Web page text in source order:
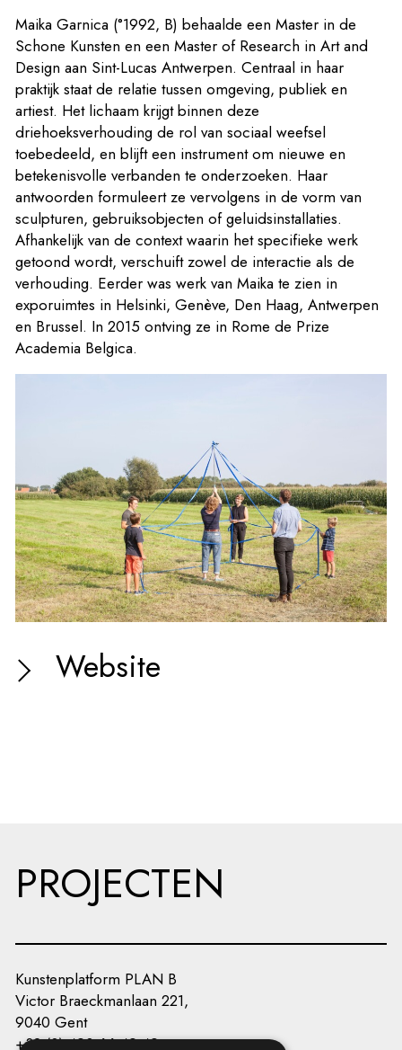
Maika Garnica (°1992, B) behaalde een Master in de
Schone Kunsten en een Master of Research in Art and
Design aan Sint-Lucas Antwerpen. Centraal in haar
praktijk staat de relatie tussen omgeving, publiek en
artiest. Het lichaam krijgt binnen deze
driehoeksverhouding de rol van sociaal weefsel
toebedeeld, en blijft een instrument om nieuwe en
betekenisvolle verbanden te onderzoeken. Haar
antwoorden formuleert ze vervolgens in de vorm van
sculpturen, gebruiksobjecten of geluidsinstallaties.
Afhankelijk van de context waarin het specifieke werk
getoond wordt, verschuift zowel de interactie als de
verhouding. Eerder was werk van Maika te zien in
exporuimtes in Helsinki, Genève, Den Haag, Antwerpen
en Brussel. In 2015 ontving ze in Rome de Prize
Academia Belgica.
Website
PROJECTEN
Kunstenplatform PLAN B
Victor Braeckmanlaan 221,
9040 Gent
+32 (0) 493 66 49 49